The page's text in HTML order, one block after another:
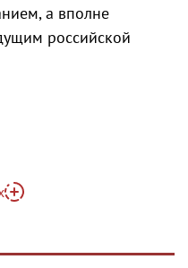
а вполне
российской